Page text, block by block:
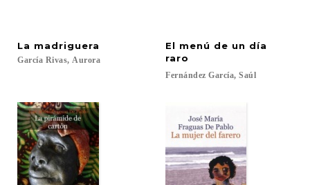
La madriguera
García Rivas, Aurora
El menú de un día
raro
Fernández García, Saúl